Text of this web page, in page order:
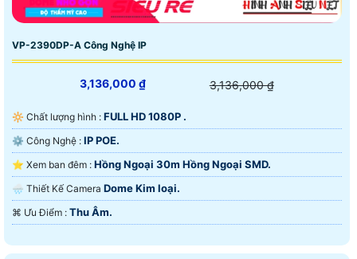
VP-2390DP-A Công Nghệ IP
3,136,000 ₫ 3,136,000 ₫
🔆 Chất lượng hình : FULL HD 1080P .
⚙ Công Nghệ : IP POE.
⭐ Xem ban đêm : Hồng Ngoại 30m Hồng Ngoại SMD.
🌧️ Thiết Kế Camera Dome Kim loại.
️⌘ Ưu Điểm : Thu Âm.